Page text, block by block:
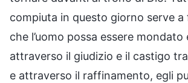
compiuta in questo giorno serve a
che l’uomo possa essere mondato
attraverso il giudizio e il castigo
e attraverso il raffinamento, egli